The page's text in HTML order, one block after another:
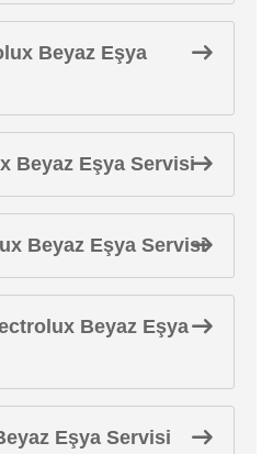
Beyaz Eşya
Beyaz Eşya Servisi
Beyaz Eşya Servisi
Beyaz Eşya
Eşya Servisi